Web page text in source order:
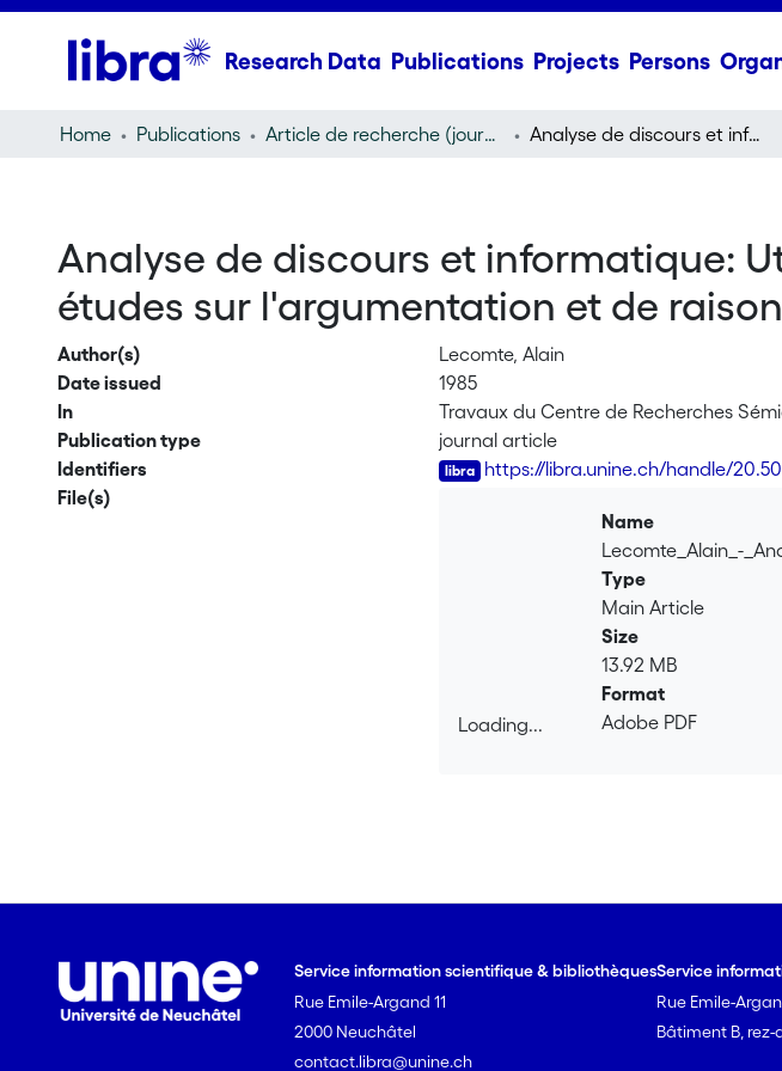
Research Data Publications Projects Persons
Home Publications Article de recherche (journal article) Analyse de discours et informatique: Utilisation du langage DEREDEC dans les études sur l'argumentation et de raisonnement en langue naturelle
Analyse de discours et informatique:
études sur l'argumentation et de
Author(s)
Lecomte, Alain
Date issued
1985
In
Travaux du Centre de Recherches
Publication type
journal article
Identifiers
https://libra.unine.ch/handle/
File(s)
Loading...
Name
Lecomte_Alain_-
Type
Main Article
Size
13.92 MB
Format
Adobe PDF
Service information scientifique & bibliothèques
Rue Emile-Argand 11
2000 Neuchâtel
contact.libra@unine.ch
Service
Rue Emile-
Bâtiment B,